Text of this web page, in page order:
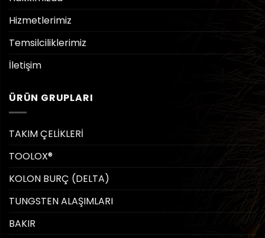
Hizmetlerimiz
Temsilciliklerimiz
İletişim
ÜRÜN GRUPLARI
TAKIM ÇELİKLERİ
TOOLOX®
KOLON BURÇ (DELTA)
TUNGSTEN ALAŞIMLARI
BAKIR